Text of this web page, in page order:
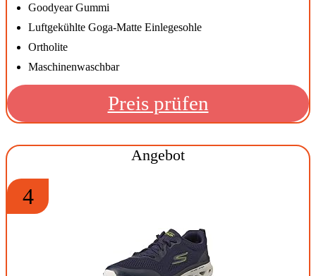
Goodyear Gummi
Luftgekühlte Goga-Matte Einlegesohle
Ortholite
Maschinenwaschbar
Preis prüfen
Angebot
4